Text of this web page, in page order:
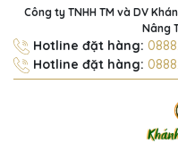
Công ty TNHH TM và DV
Nâng
Hotline đặt hàng:
Hotline đặt hàng: